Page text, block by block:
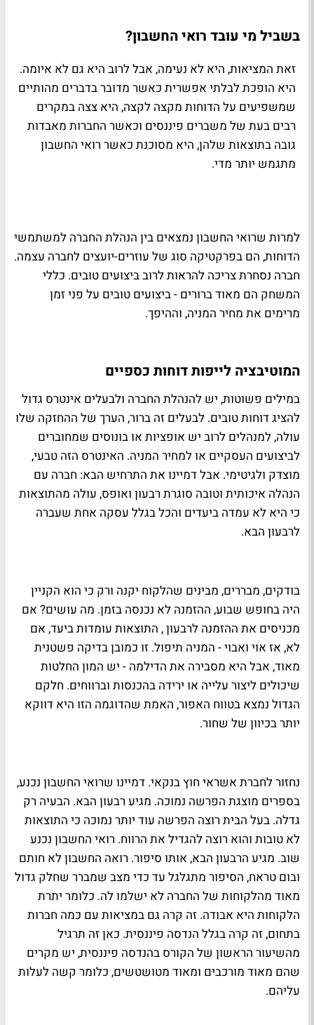
בשביל מי עובד רואי החשבון?
זאת המציאות, היא לא נעימה, אבל לרוב היא גם לא איומה.
היא הופכת לבלתי אפשרית כאשר מדובר בדברים מהותיים
שמשפיעים על הדוחות מקצה לקצה, היא צצה במקרים
רבים בעת של משברים פיננסים וכאשר החברות מאבדות
גובה בתוצאות שלהן, היא מסוכנת כאשר רואי החשבון
מתגמש יותר מדי.
למרות שרואי החשבון נמצאים בין הנהלת החברה למשתמשי
הדוחות, הם בפרקטיקה סוג של עוזרים-יועצים לחברה עצמה.
חברה נסחרת צריכה להראות לרוב ביצועים טובים. כללי
המשחק הם מאוד ברורים - ביצועים טובים על פני זמן
מרימים את מחיר המניה, וההיפך.
המוטיבציה לייפות דוחות כספיים
במילים פשוטות, יש להנהלת החברה ולבעלים אינטרס גדול
להציג דוחות טובים. לבעלים זה ברור, הערך של ההחזקה שלו
עולה, למנהלים לרוב יש אופציות או בונוסים שמחוברים
לביצועים העסקיים או למחיר המניה. האינטרס הזה טבעי,
מוצדק ולגיטימי. אבל דמיינו את התרחיש הבא: חברה עם
הנהלה איכותית וטובה סוגרת רבעון ואופס, עולה מהתוצאות
כי היא לא עמדה ביעדים והכל בגלל עסקה אחת שעברה
לרבעון הבא.
בודקים, מבררים, מבינים שהלקוח יקנה ורק כי הוא הקניין
היה בחופש שבוע, ההזמנה לא נכנסה בזמן. מה עושים? אם
מכניסים את ההזמנה לרבעון , התוצאות עומדות ביעד, אם
לא, אז אוי ואבוי - המניה תיפול. זו כמובן בדיקה פשטנית
מאוד, אבל היא מסבירה את הדילמה - יש המון החלטות
שיכולים ליצור עלייה או ירידה בהכנסות וברווחים. חלקם
הגדול נמצא בטווח האפור, האמת שהדוגמה הזו היא דווקא
יותר בכיוון של שחור.
נחזור לחברת אשראי חוץ בנקאי. דמיינו שרואי החשבון נכנע,
בספרים מוצגת הפרשה נמוכה. מגיע רבעון הבא. הבעיה רק
גדלה. בעל הבית רוצה הפרשה עוד יותר נמוכה כי התוצאות
לא טובות והוא רוצה להגדיל את הרווח. רואי החשבון נכנע
שוב. מגיע הרבעון הבא, אותו סיפור. רואה החשבון לא חותם
ובום טראח, הסיפור מתגלגל עד כדי מצב שמברר שחלק גדול
מאוד מהלקוחות של החברה לא ישלמו לה. כלומר יתרת
הלקוחות היא אבודה. זה קרה גם במציאות עם כמה חברות
בתחום, זה קרה בגלל הנדסה פיננסית. כאן זה תרגיל
מהשיעור הראשון של הקורס בהנדסה פיננסית, יש מקרים
שהם מאוד מורכבים ומאוד מטושטשים, כלומר קשה לעלות
עליהם.